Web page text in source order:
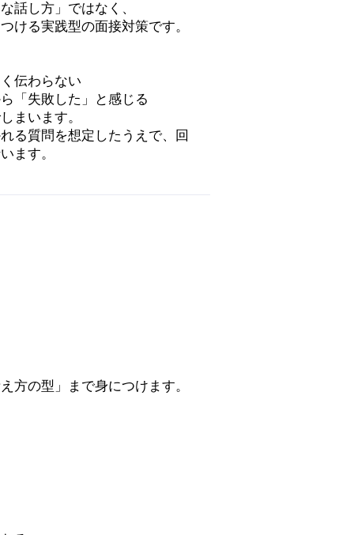
話し方」ではなく、
ける実践型の面接対策です。
伝わらない
「失敗した」と感じる
まいます。
る質問を想定したうえで、回
ます。
方の型」まで身につけます。